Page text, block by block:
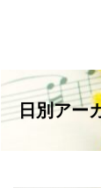
日別アー